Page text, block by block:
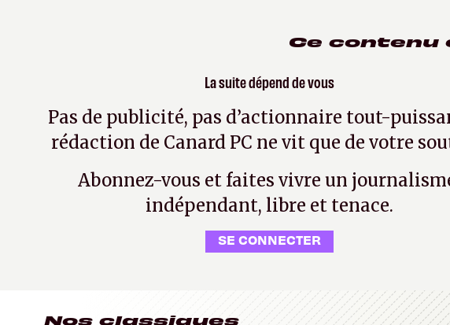
Ce contenu
La suite dépend de vous
Pas de publicité, pas d’actionnaire tout-
rédaction de Canard PC ne vit que de votre
Abonnez-vous et faites vivre un
indépendant, libre et tenace.
SE CONNECTER
Nos classiques